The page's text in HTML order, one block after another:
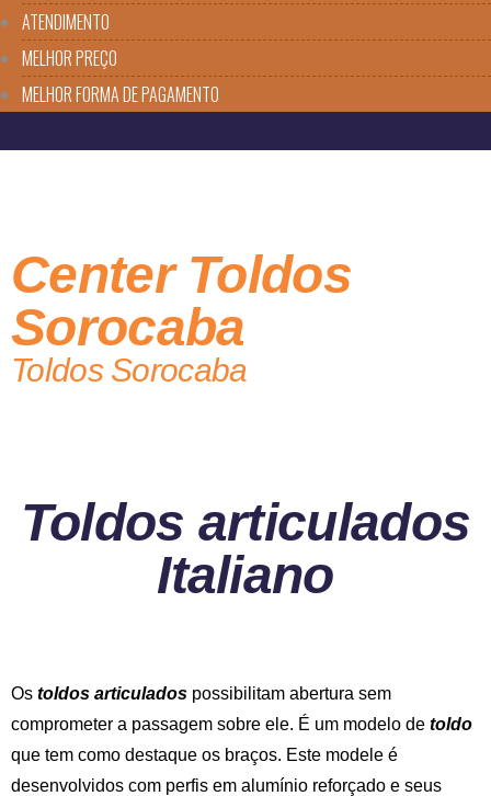
ATENDIMENTO
MELHOR PREÇO
MELHOR FORMA DE PAGAMENTO
Center Toldos
Sorocaba
Toldos Sorocaba
Toldos articulados
Italiano
Os toldos articulados possibilitam abertura sem
comprometer a passagem sobre ele. É um modelo de toldo
que tem como destaque os braços. Este modele é
desenvolvidos com perfis em alumínio reforçado e seus